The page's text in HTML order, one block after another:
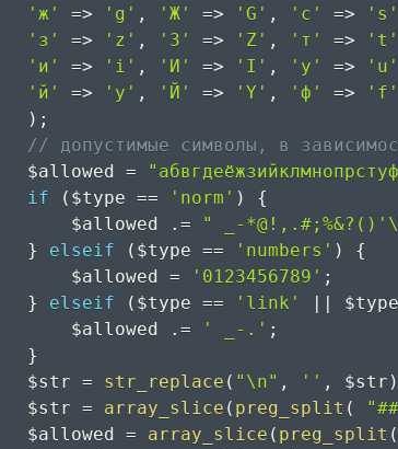
'ж'
=> 'g' , 'Ж' => 'G' , 'с' => 's'
'з'
=> 'z' , 'З' => 'Z' , 'т' => 't'
'и'
=> 'i' , 'И' => 'I' , 'у' => 'u'
'й'
=> 'y' , 'Й' => 'Y' , 'ф' => 'f'
) ;
// допустимые символы, в
$allowed
=
if
( $type == 'norm' )
{
$allowed
.= " _-
}
elseif ( $type == 'numbers' )
{
$allowed
= '0123456789' ;
}
elseif ( $type == 'link' $type
$allowed
.= ' _-.' ;
}
$str = str_replace ( "\n" , '' , $str )
$str = array_slice ( preg_split (
$allowed
= array_slice ( preg_split (